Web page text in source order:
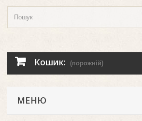
Кошик: (порожній)
МЕНЮ